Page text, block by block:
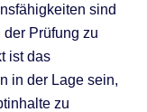
sind
Prüfung zu
ist das
in der Lage sein,
zu